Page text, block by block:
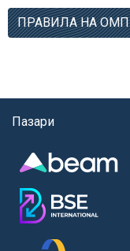
ПРАВИЛА НА ОМП
Пазари